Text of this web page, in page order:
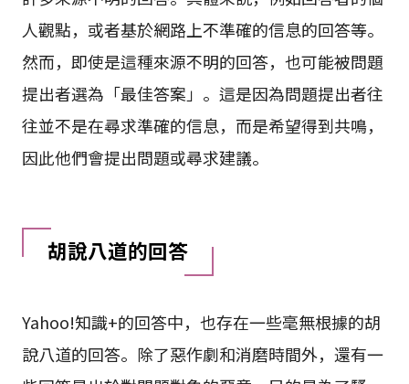
Yahoo!知識+允許任何人回答問題，因此實際上有
許多來源不明的回答。具體來說，例如回答者的個
人觀點，或者基於網路上不準確的信息的回答等。
然而，即使是這種來源不明的回答，也可能被問題
提出者選為「最佳答案」。這是因為問題提出者往
往並不是在尋求準確的信息，而是希望得到共鳴，
Yahoo!知識+的回答中，也存在一些毫無根據的胡